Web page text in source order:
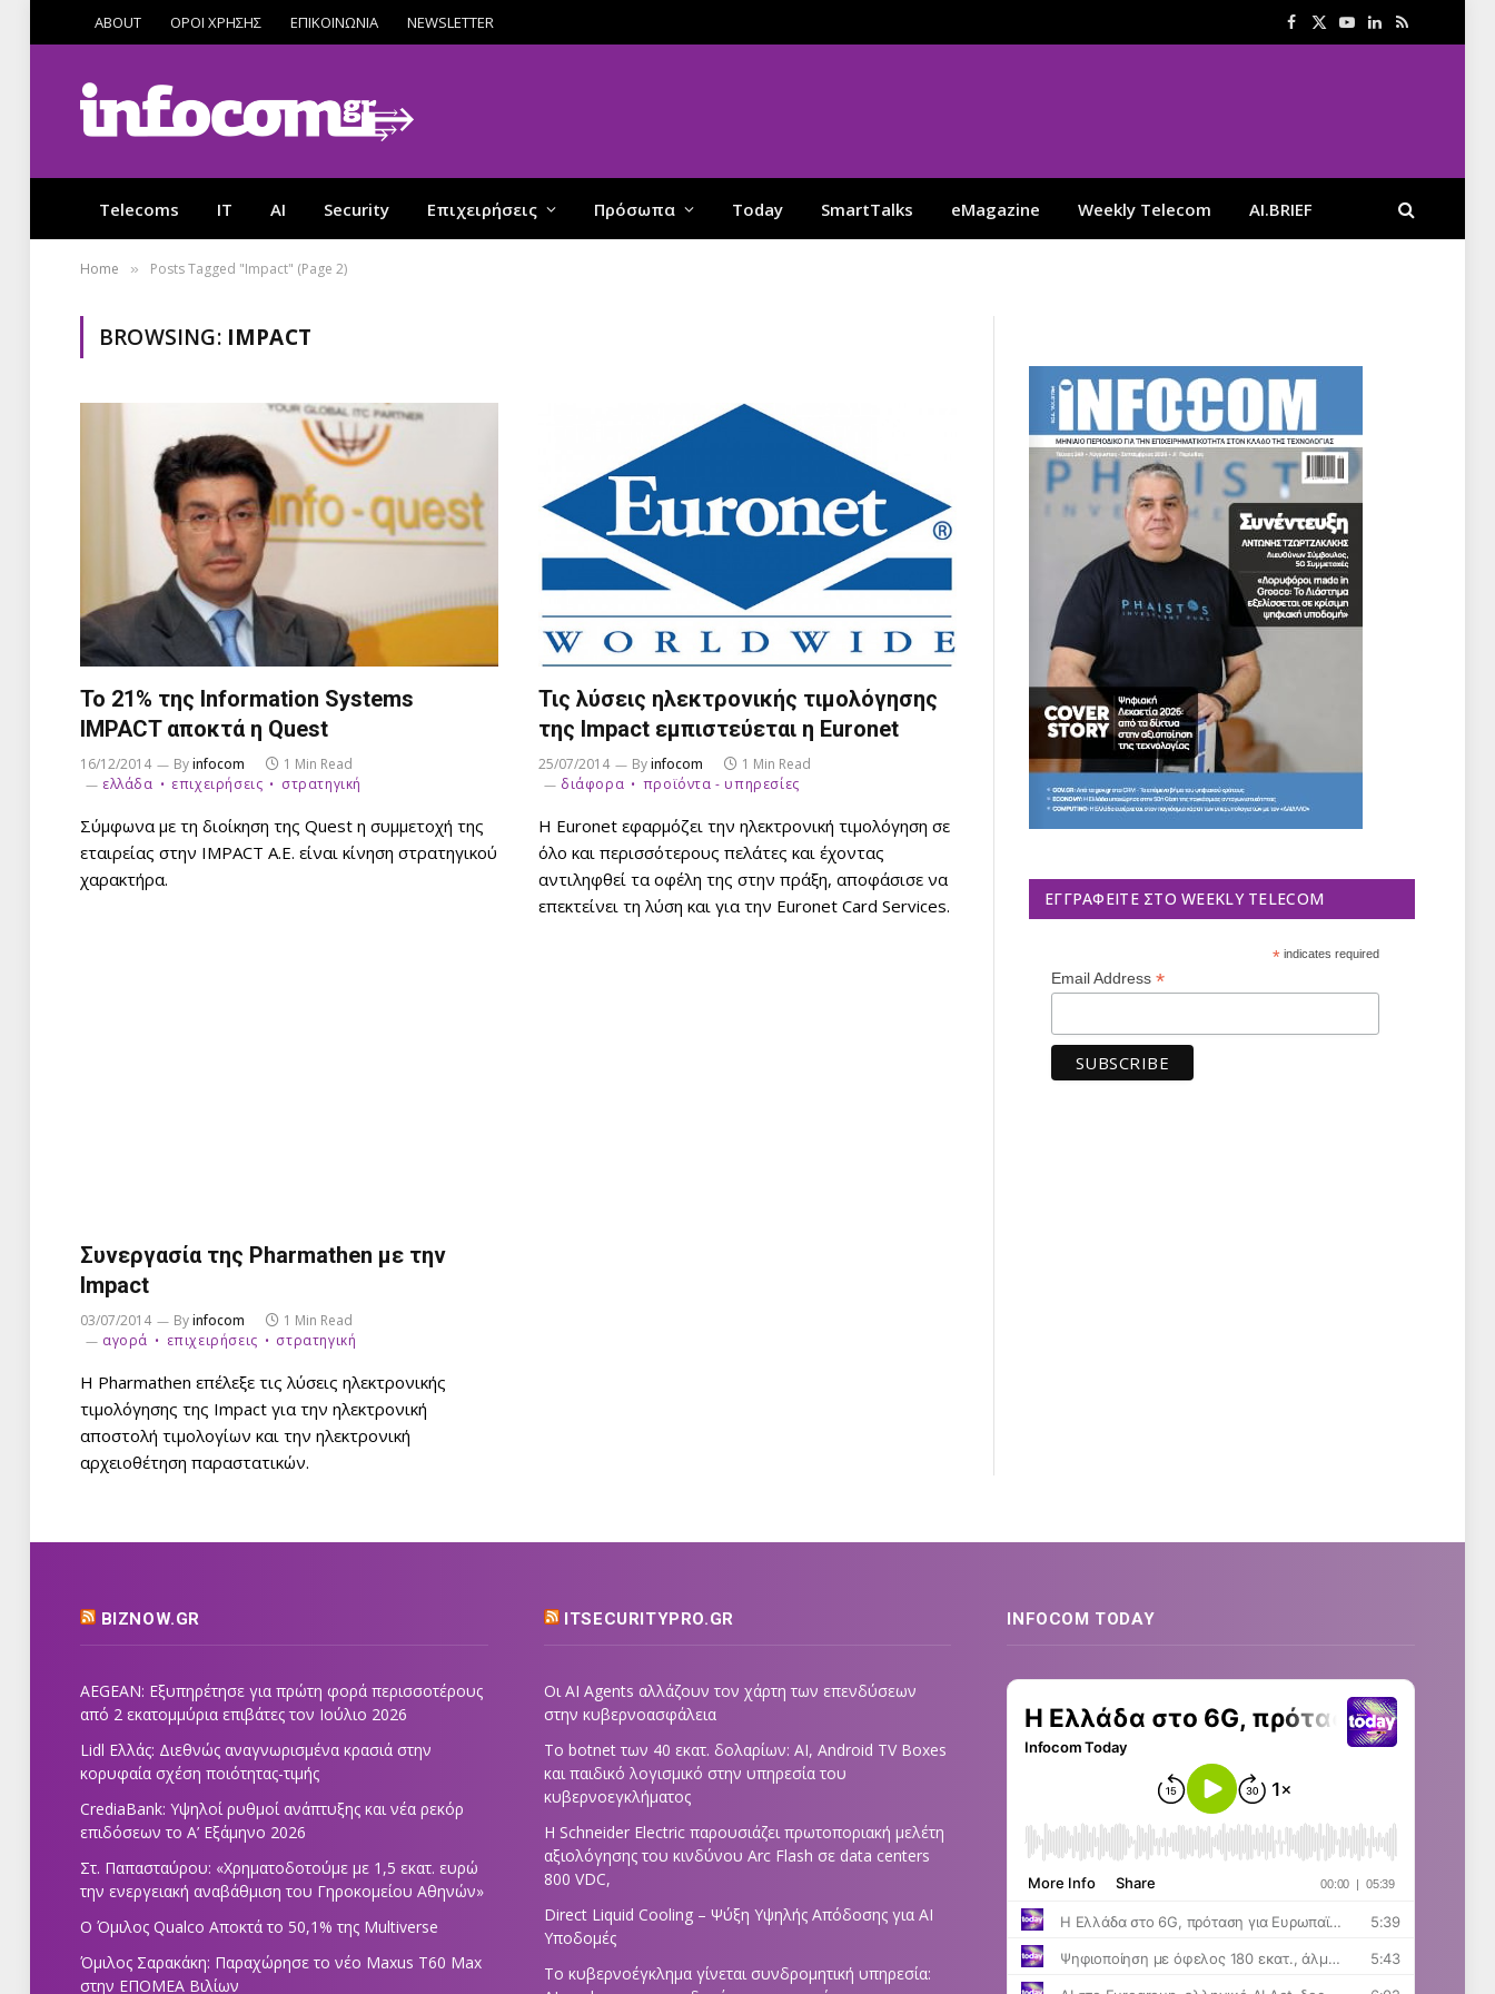
ABOUT ΟΡΟΙ ΧΡΗΣΗΣ ΕΠΙΚΟΙΝΩΝΙΑ NEWSLETTER Facebook
X
YouTube
LinkedIn
RSS
Telecoms IT AI Security Επιχειρήσεις Πρόσωπα Today SmartTalks eMagazine Weekly Telecom AI.BRIEF
Home » Posts Tagged "Impact" (Page 2)
BROWSING: IMPACT
Το 21% της Information Systems
IMPACT αποκτά η Quest
16/12/2014 Byinfocom
1 Min Read
ελλάδα
επιχειρήσεις στρατηγική
Σύμφωνα με τη διοίκηση της Quest η συμμετοχή της
εταιρείας στην IMPACT A.E. είναι κίνηση στρατηγικού
χαρακτήρα.
Τις λύσεις ηλεκτρονικής τιμολόγησης
της Impact εμπιστεύεται η Euronet
25/07/2014 Byinfocom
1 Min Read
διάφορα
προϊόντα - υπηρεσίες
Η Euronet εφαρμόζει την ηλεκτρονική τιμολόγηση σε
όλο και περισσότερους πελάτες και έχοντας
αντιληφθεί τα οφέλη της στην πράξη, αποφάσισε να
επεκτείνει τη λύση και για την Euronet Card Services.
Συνεργασία της Pharmathen με την
Impact
03/07/2014 Byinfocom
1 Min Read
αγορά
επιχειρήσεις στρατηγική
Η Pharmathen επέλεξε τις λύσεις ηλεκτρονικής
τιμολόγησης της Impact για την ηλεκτρονική
αποστολή τιμολογίων και την ηλεκτρονική
αρχειοθέτηση παραστατικών.
ΕΓΓΡΑΦΕΊΤΕ ΣΤΟ WEEKLY TELECOM
*indicates required
Email Address *
BIZNOW.GR
AEGEAN: Εξυπηρέτησε για πρώτη φορά περισσοτέρους
από 2 εκατομμύρια επιβάτες τον Ιούλιο 2026
Lidl Ελλάς: Διεθνώς αναγνωρισμένα κρασιά στην
κορυφαία σχέση ποιότητας-τιμής
CrediaBank: Υψηλοί ρυθμοί ανάπτυξης και νέα ρεκόρ
επιδόσεων το Α’ Εξάμηνο 2026
Στ. Παπασταύρου: «Χρηματοδοτούμε με 1,5 εκατ. ευρώ
την ενεργειακή αναβάθμιση του Γηροκομείου Αθηνών»
Ο Όμιλος Qualco Αποκτά το 50,1% της Multiverse
Όμιλος Σαρακάκη: Παραχώρησε το νέο Maxus T60 Max
στην ΕΠΟΜΕΑ Βιλίων
ITSECURITYPRO.GR
Οι AI Agents αλλάζουν τον χάρτη των επενδύσεων
στην κυβερνοασφάλεια
Το botnet των 40 εκατ. δολαρίων: AI, Android TV Boxes
και παιδικό λογισμικό στην υπηρεσία του
κυβερνοεγκλήματος
Η Schneider Electric παρουσιάζει πρωτοποριακή μελέτη
αξιολόγησης του κινδύνου Arc Flash σε data centers
800 VDC,
Direct Liquid Cooling – Ψύξη Υψηλής Απόδοσης για AI
Υποδομές
Το κυβερνοέγκλημα γίνεται συνδρομητική υπηρεσία:
INFOCOM TODAY